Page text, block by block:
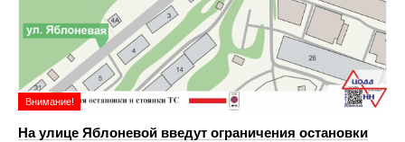
Внимание!
На улице Яблоневой введут ограничения остановки